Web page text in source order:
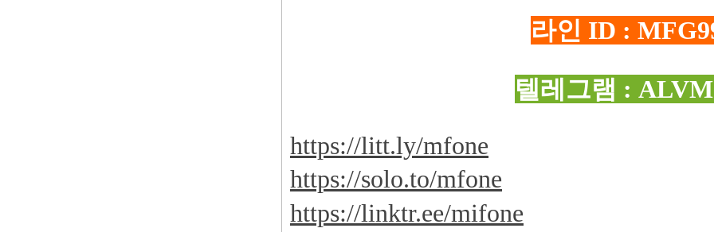
라인 ID :
텔레그램 :
https://litt.ly/mfone
https://solo.to/mfone
https://linktr.ee/mifone